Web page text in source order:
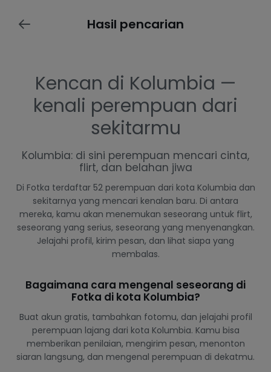
Hasil pencarian
Kencan di Kolumbia —
kenali perempuan dari
sekitarmu
Kolumbia: di sini perempuan mencari cinta,
flirt, dan belahan jiwa
Di Fotka terdaftar 52 perempuan dari kota Kolumbia dan
sekitarnya yang mencari kenalan baru. Di antara
mereka, kamu akan menemukan seseorang untuk flirt,
seseorang yang serius, seseorang yang menyenangkan.
Jelajahi profil, kirim pesan, dan lihat siapa yang
membalas.
Bagaimana cara mengenal seseorang di
Fotka di kota Kolumbia?
Buat akun gratis, tambahkan fotomu, dan jelajahi profil
perempuan lajang dari kota Kolumbia. Kamu bisa
memberikan penilaian, mengirim pesan, menonton
siaran langsung, dan mengenal perempuan di dekatmu.